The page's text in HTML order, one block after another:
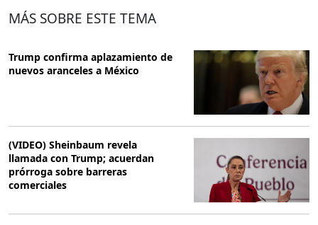
MÁS SOBRE ESTE TEMA
Trump confirma aplazamiento de
nuevos aranceles a México
(VIDEO) Sheinbaum revela
llamada con Trump; acuerdan
prórroga sobre barreras
comerciales